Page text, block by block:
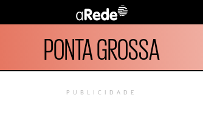
PONTA GROSSA
PUBLICIDADE